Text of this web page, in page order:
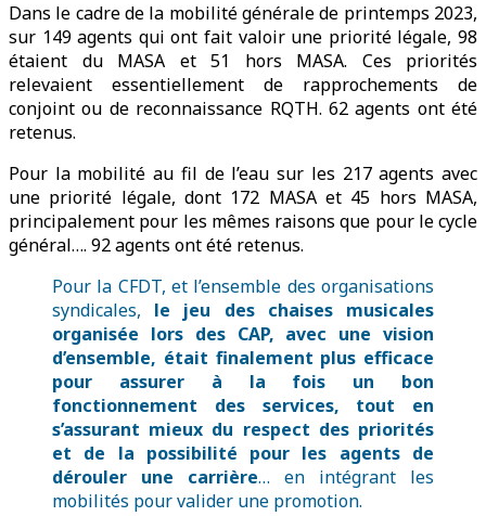
Dans le cadre de la mobilité générale de printemps 2023,
sur 149 agents qui ont fait valoir une priorité légale, 98
étaient du MASA et 51 hors MASA. Ces priorités
relevaient essentiellement de rapprochements de
conjoint ou de reconnaissance RQTH. 62 agents ont été
retenus.
Pour la mobilité au fil de l’eau sur les 217 agents avec
une priorité légale, dont 172 MASA et 45 hors MASA,
principalement pour les mêmes raisons que pour le cycle
général…. 92 agents ont été retenus.
Pour la CFDT, et l’ensemble des organisations
syndicales, le jeu des chaises musicales
organisée lors des CAP, avec une vision
d’ensemble, était finalement plus efficace
pour assurer à la fois un bon
fonctionnement des services, tout en
s’assurant mieux du respect des priorités
et de la possibilité pour les agents de
dérouler une carrière… en intégrant les
mobilités pour valider une promotion.